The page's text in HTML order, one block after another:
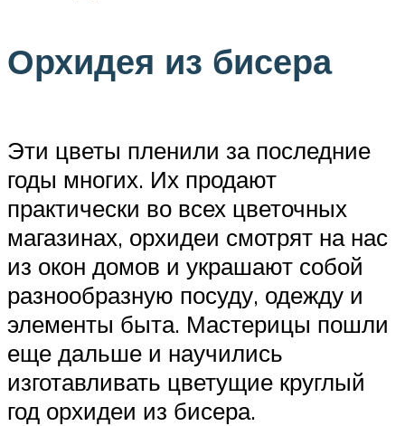
Орхидея из бисера
Эти цветы пленили за последние
годы многих. Их продают
практически во всех цветочных
магазинах, орхидеи смотрят на нас
из окон домов и украшают собой
разнообразную посуду, одежду и
элементы быта. Мастерицы пошли
еще дальше и научились
изготавливать цветущие круглый
год орхидеи из бисера.